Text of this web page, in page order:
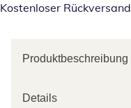
Kostenloser Rückversand
Produktbeschreibung
Details